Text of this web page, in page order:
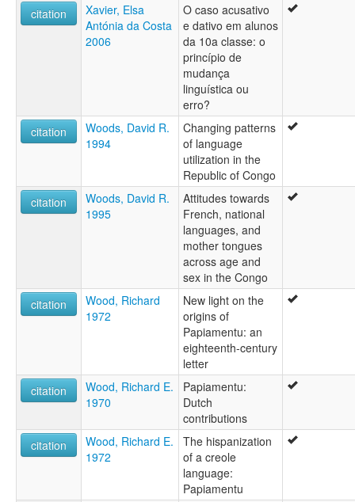
citation
Xavier, Elsa
Antónia da Costa
2006
O caso acusativo
e dativo em alunos
da 10a classe: o
princípio de
mudança
linguística ou
erro?
citation
Woods, David R.
1994
Changing patterns
of language
utilization in the
Republic of Congo
citation
Woods, David R.
1995
Attitudes towards
French, national
languages, and
mother tongues
across age and
sex in the Congo
citation
Wood, Richard
1972
New light on the
origins of
Papiamentu: an
eighteenth-century
letter
citation
Wood, Richard E.
1970
Papiamentu:
Dutch
contributions
citation
Wood, Richard E.
1972
The hispanization
of a creole
language:
Papiamentu